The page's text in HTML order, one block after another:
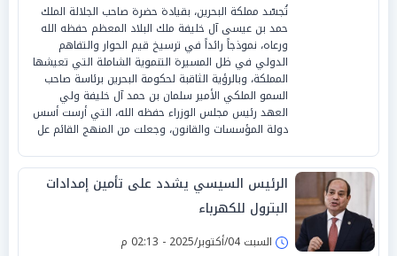
تُجسّد مملكة البحرين، بقيادة حضرة صاحب الجلالة الملك
حمد بن عيسى آل خليفة ملك البلاد المعظم حفظه الله
ورعاه، نموذجاً رائداً في ترسيخ قيم الحوار والتفاهم
الدولي في ظل المسيرة التنموية الشاملة التي تعيشها
المملكة، وبالرؤية الثاقبة لحكومة البحرين برئاسة صاحب
السمو الملكي الأمير سلمان بن حمد آل خليفة ولي
العهد رئيس مجلس الوزراء حفظه الله، التي أرست أسس
دولة المؤسسات والقانون، وجعلت من المنهج القائم عل
الرئيس السيسي يشدد على تأمين إمدادات
البترول للكهرباء
السبت 04/أكتوبر/2025 - 02:13 م